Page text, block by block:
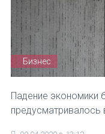
Бизнес
Падение экономики
предусматривалось